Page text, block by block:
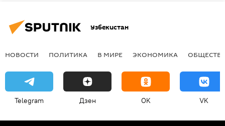
Узбекистан
НОВОСТИ ПОЛИТИКА В МИРЕ ЭКОНОМИКА
Telegram Дзен OK VK